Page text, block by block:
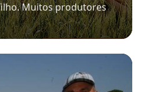
Muitos produtores